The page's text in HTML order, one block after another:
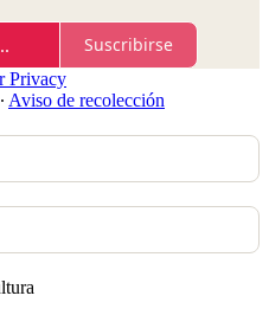
Suscribirse
Privacy
∙ Aviso de recolección